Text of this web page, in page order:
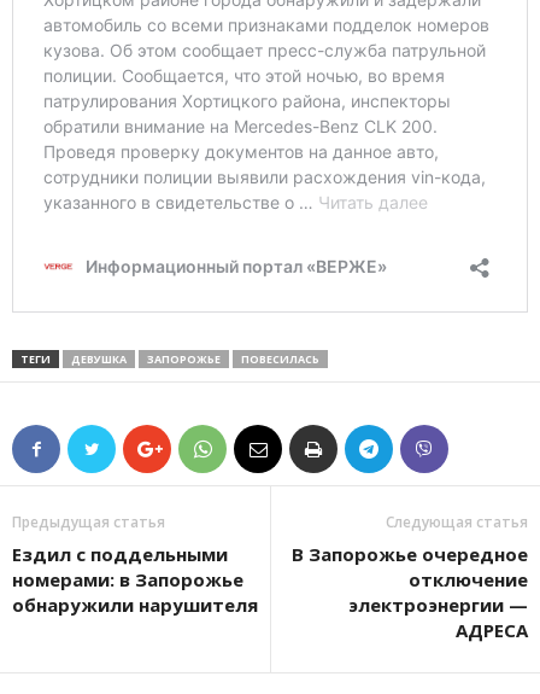
ТЕГИ ДЕВУШКА ЗАПОРОЖЬЕ ПОВЕСИЛАСЬ
Предыдущая статья
Ездил с поддельными
номерами: в Запорожье
обнаружили нарушителя
Следующая статья
В Запорожье очередное
отключение
электроэнергии —
АДРЕСА